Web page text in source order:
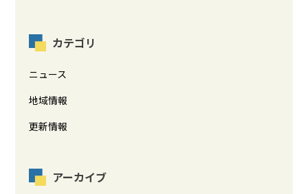
カテゴリ
ニュース
地域情報
更新情報
アーカイブ